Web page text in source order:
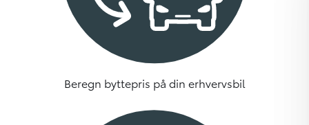
Beregn byttepris på din erhvervsbil